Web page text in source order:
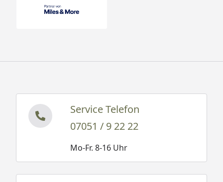
Service Telefon
07051 / 9 22 22
Mo-Fr. 8-16 Uhr